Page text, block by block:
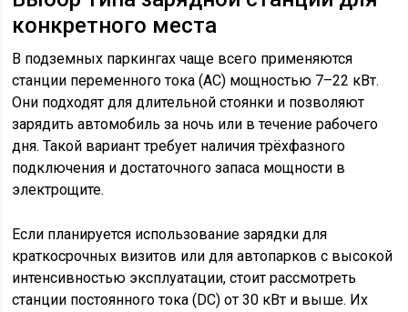
конкретного места
В подземных паркингах чаще всего применяются
станции переменного тока (AC) мощностью 7–22 кВт.
Они подходят для длительной стоянки и позволяют
зарядить автомобиль за ночь или в течение рабочего
дня. Такой вариант требует наличия трёхфазного
подключения и достаточного запаса мощности в
электрощите.
Если планируется использование зарядки для
краткосрочных визитов или для автопарков с высокой
интенсивностью эксплуатации, стоит рассмотреть
станции постоянного тока (DC) от 30 кВт и выше. Их